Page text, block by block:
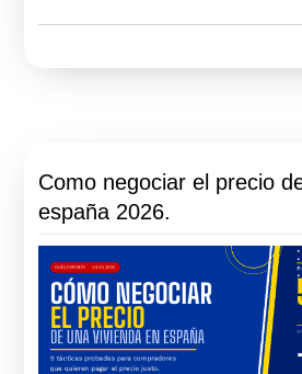
Como negociar el precio
españa 2026.